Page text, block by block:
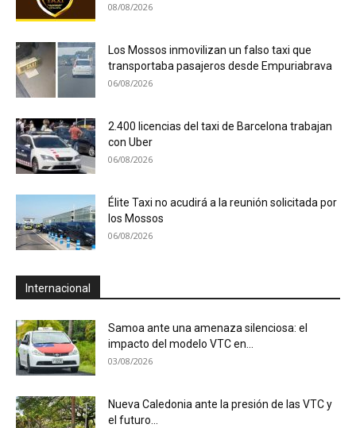
08/08/2026
Los Mossos inmovilizan un falso taxi que
transportaba pasajeros desde Empuriabrava
06/08/2026
2.400 licencias del taxi de Barcelona trabajan
con Uber
06/08/2026
Élite Taxi no acudirá a la reunión solicitada por
los Mossos
06/08/2026
Internacional
Samoa ante una amenaza silenciosa: el
impacto del modelo VTC en...
03/08/2026
Nueva Caledonia ante la presión de las VTC y
el futuro...